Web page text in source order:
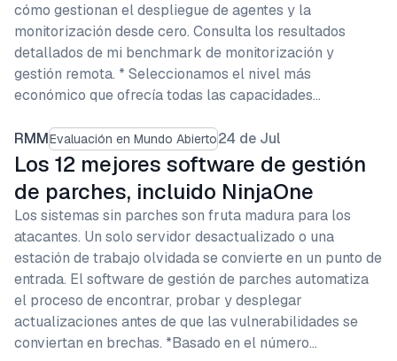
cómo gestionan el despliegue de agentes y la
monitorización desde cero. Consulta los resultados
detallados de mi benchmark de monitorización y
gestión remota. * Seleccionamos el nivel más
económico que ofrecía todas las capacidades…
RMMEvaluación en Mundo Abierto24 de Jul
Los 12 mejores software de gestión
de parches, incluido NinjaOne
Los sistemas sin parches son fruta madura para los
atacantes. Un solo servidor desactualizado o una
estación de trabajo olvidada se convierte en un punto de
entrada. El software de gestión de parches automatiza
el proceso de encontrar, probar y desplegar
actualizaciones antes de que las vulnerabilidades se
conviertan en brechas. *Basado en el número…